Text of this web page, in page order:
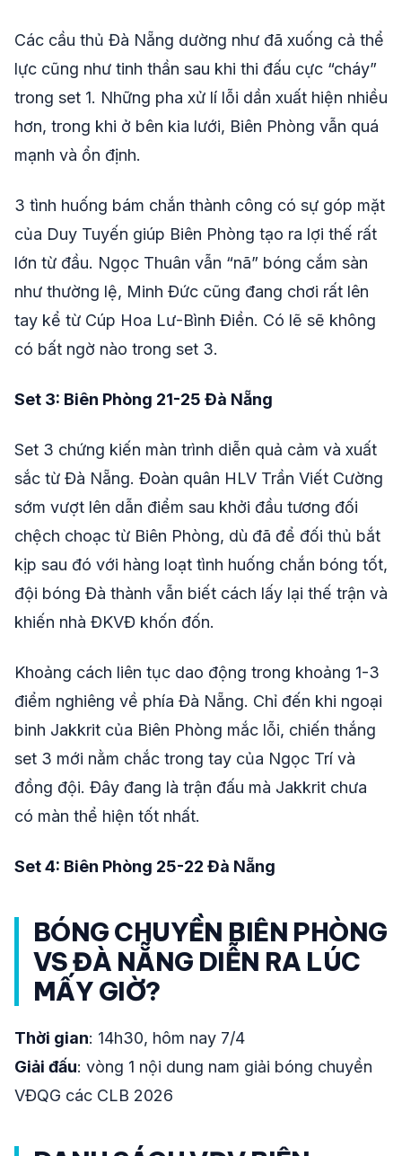
Các cầu thủ Đà Nẵng dường như đã xuống cả thể
lực cũng như tinh thần sau khi thi đấu cực “cháy”
trong set 1. Những pha xử lí lỗi dần xuất hiện nhiều
hơn, trong khi ở bên kia lưới, Biên Phòng vẫn quá
mạnh và ổn định.
3 tình huống bám chắn thành công có sự góp mặt
của Duy Tuyến giúp Biên Phòng tạo ra lợi thế rất
lớn từ đầu. Ngọc Thuân vẫn “nã” bóng cắm sàn
như thường lệ, Minh Đức cũng đang chơi rất lên
tay kể từ Cúp Hoa Lư-Bình Điền. Có lẽ sẽ không
có bất ngờ nào trong set 3.
Set 3: Biên Phòng 21-25 Đà Nẵng
Set 3 chứng kiến màn trình diễn quả cảm và xuất
sắc từ Đà Nẵng. Đoàn quân HLV Trần Viết Cường
sớm vượt lên dẫn điểm sau khởi đầu tương đối
chệch choạc từ Biên Phòng, dù đã để đối thủ bắt
kịp sau đó với hàng loạt tình huống chắn bóng tốt,
đội bóng Đà thành vẫn biết cách lấy lại thế trận và
khiến nhà ĐKVĐ khốn đốn.
Khoảng cách liên tục dao động trong khoảng 1-3
điểm nghiêng về phía Đà Nẵng. Chỉ đến khi ngoại
binh Jakkrit của Biên Phòng mắc lỗi, chiến thắng
set 3 mới nằm chắc trong tay của Ngọc Trí và
đồng đội. Đây đang là trận đấu mà Jakkrit chưa
có màn thể hiện tốt nhất.
Set 4: Biên Phòng 25-22 Đà Nẵng
BÓNG CHUYỀN BIÊN PHÒNG
VS ĐÀ NẴNG DIỄN RA LÚC
MẤY GIỜ?
Thời gian: 14h30, hôm nay 7/4
Giải đấu: vòng 1 nội dung nam giải bóng chuyền
VĐQG các CLB 2026